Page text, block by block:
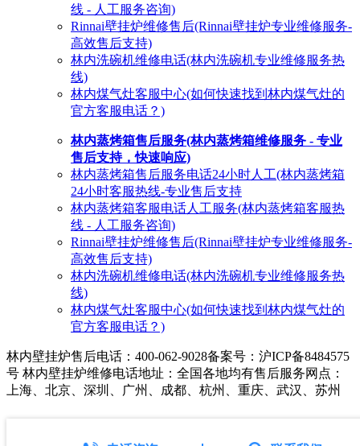
线 - 人工服务咨询)
Rinnai壁挂炉维修售后(Rinnai壁挂炉专业维修服务-
高效售后支持)
林内洗碗机维修电话(林内洗碗机专业维修服务热
线)
林内煤气灶客服中心(如何快速找到林内煤气灶的
官方客服电话？)
林内蒸烤箱售后服务(林内蒸烤箱维修服务 - 专业
售后支持，快速响应)
林内蒸烤箱售后服务电话24小时人工(林内蒸烤箱
24小时客服热线-专业售后支持
林内蒸烤箱客服电话人工服务(林内蒸烤箱客服热
线 - 人工服务咨询)
Rinnai壁挂炉维修售后(Rinnai壁挂炉专业维修服务-
高效售后支持)
林内洗碗机维修电话(林内洗碗机专业维修服务热
线)
林内煤气灶客服中心(如何快速找到林内煤气灶的
官方客服电话？)
林内壁挂炉售后电话：400-062-9028备案号：沪ICP备8484575
号 林内壁挂炉维修电话地址：全国各地均有售后服务网点：
上海、北京、深圳、广州、成都、杭州、重庆、武汉、苏州